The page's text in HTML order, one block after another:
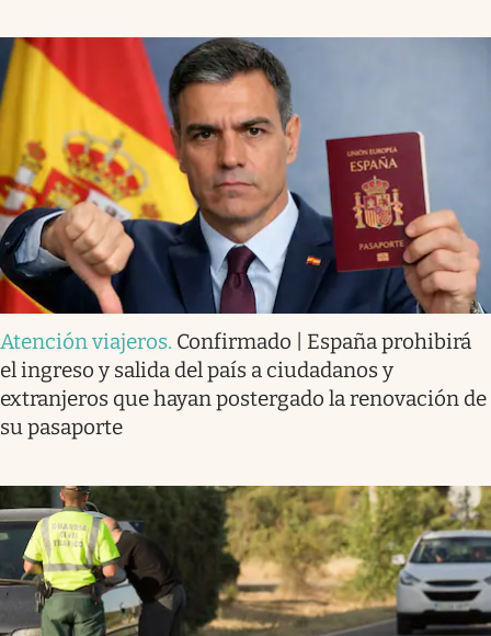
Atención viajeros. Confirmado | España prohibirá
el ingreso y salida del país a ciudadanos y
extranjeros que hayan postergado la renovación de
su pasaporte